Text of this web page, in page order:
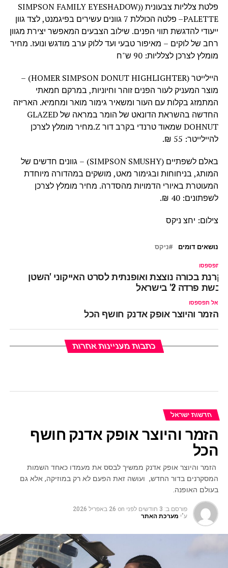
פלטת צלליות צבעונית ((SIMPSON FAMILY EYESHADOW
PALETTE– פלטה הכוללת 7 גוונים עשירים בפיגמנט, לצד גוון
ייעודי להדגשת תווי הפנים. שילוב הצבעים המאפשר יצירת מגוון
רחב של לוקים – מאיפור טבעי ועד ללוק ערב מודגש ונועז. מחיר
מומלץ לצרכן לצלליות: 90 ש"ח
היילייטר (HOMER SIMPSON DONUT HIGHLIGHTER) –
מוצר המעניק לעור הפנים זוהר וחיוניות, במרקם חמאתי
המתמזג בקלות עם העור ומשאיר גימור מואר ומחמיא. האריזה
החדשה בהשראת הדונאט של הומר במראה של GLAZED
DOHNUT שמאוד טרנדי בקרב דור Z.מחיר מומלץ לצרכן
להיילייטר: 55 ₪.
באלם לשפתיים (SIMPSON SMUSHY) – גוונים חדשים של
המותג, בניחוחות ובגימור מאט, מושקים במהדורה מיוחדת
המעוטרת באיורי הדמויות מהסדרה. מחיר מומלץ לצרכן
לשפתונים: 40 ₪.
צילום: יחצ ניקס
נושאים דומים ניקס
תפספסו
בכורה נוצצת ואופנתית לסרט האייקוני 'השטן
פרדה 2' בישראל
אל תפספסו
הזמר והיוצר אופק אדנק חושף הכל
כתבות מעניינות אחרות
חדשות ישראל
הזמר והיוצר אופק אדנק חושף
הכל
הזמר והיוצר אופק אדנק ממשיך לבסס את מעמדו כאחד השמות
המסקרנים בדור החדש, ועושה זאת הפעם לא רק במוזיקה, אלא גם
בעולם האופנה.
פורסם ב: 3 חודשים לפני on 26 באפריל 2026
ע"י מערכת האתר